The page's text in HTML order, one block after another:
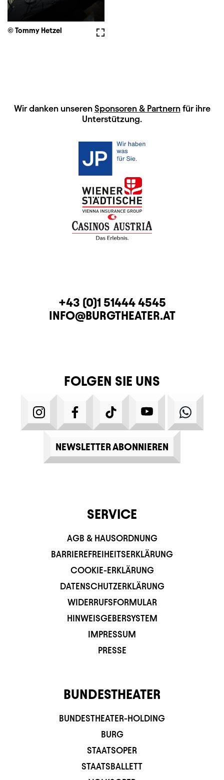
Vollbild
© Tommy Hetzel
HAUPTSPONSOREN
Wir danken unseren Sponsoren & Partnernfür ihre
Unterstützung.
KONTAKTTELEFON
+43 (0)1 51444 4545
E-MAIL
INFO@BURGTHEATER.AT
FOLGEN SIE UNS
INSTAGRAMFACEBOOKTIKTOK YOUTUBE
NEWSLETTER ABONNIEREN
SERVICE
AGB & HAUSORDNUNG
BARRIEREFREIHEITSERKLÄRUNG
COOKIE-ERKLÄRUNG
DATENSCHUTZERKLÄRUNG
WIDERRUFSFORMULAR
HINWEISGEBERSYSTEM
IMPRESSUM
PRESSE
BUNDESTHEATER
BUNDESTHEATER-HOLDING
BURG
STAATSOPER
STAATSBALLETT